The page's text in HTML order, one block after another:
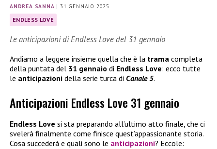
ANDREA SANNA |31 GENNAIO 2025
ENDLESS LOVE
Le anticipazioni di Endless Love del 31 gennaio
Andiamo a leggere insieme quella che è la trama completa
della puntata del 31 gennaio di Endless Love: ecco tutte
le anticipazioni della serie turca di Canale 5.
Anticipazioni Endless Love 31 gennaio
Endless Love si sta preparando all’ultimo atto finale, che ci
svelerà finalmente come finisce quest’appassionante storia.
Cosa succederà e quali sono le anticipazioni? Eccole: